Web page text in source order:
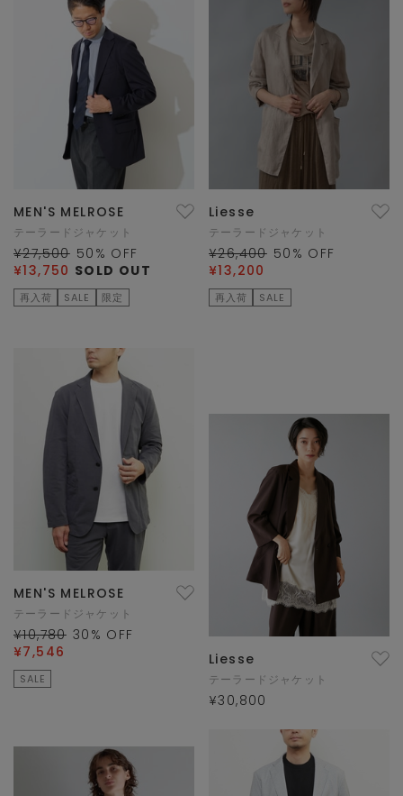
MEN'S MELROSE
テーラードジャケット
¥27,500 50 % OFF
¥13,750 SOLD OUT
再入荷 SALE 限定
Liesse
テーラードジャケット
¥26,400 50 % OFF
¥13,200
再入荷 SALE
MEN'S MELROSE
テーラードジャケット
¥10,780 30 % OFF
¥7,546
SALE
Liesse
テーラードジャケット
¥30,800